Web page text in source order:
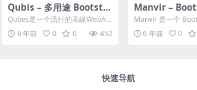
Qubis – 多用途 Bootstr
ap 管理后台模版
Qubes是一个流行的高级WebAp
p模板，用于管理仪表板和管理面
板。 特点: ...
6 年前 0 0 452
Manvir –
专业单页
Manvir 是一个
单页 HTML ，这是
6 年前 0
快速导航